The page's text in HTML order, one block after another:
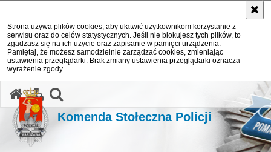
Strona używa plików cookies, aby ułatwić użytkownikom korzystanie z
serwisu oraz do celów statystycznych. Jeśli nie blokujesz tych plików, to
zgadzasz się na ich użycie oraz zapisanie w pamięci urządzenia.
Pamiętaj, że możesz samodzielnie zarządzać cookies, zmieniając
ustawienia przeglądarki. Brak zmiany ustawienia przeglądarki oznacza
wyrażenie zgody.
Komenda Stołeczna Policji